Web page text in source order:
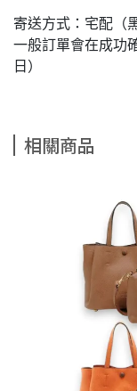
寄送方式：宅配（
一般訂單會在成功
日）
相關商品